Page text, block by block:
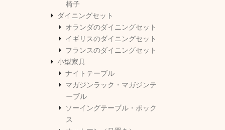
椅子
ダイニングセット
オランダのダイニングセット
イギリスのダイニングセット
フランスのダイニングセット
小型家具
ナイトテーブル
マガジンラック・マガジンテ
ーブル
ソーイングテーブル・ボック
ス